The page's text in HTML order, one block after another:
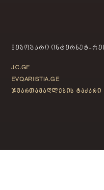
ᲛᲔᲒᲝᲑᲐᲠᲘ ᲘᲜᲢᲔᲠᲜᲔᲢ-
JC.GE
EVQARISTIA.GE
ჯვართამაღლების ტაძარი